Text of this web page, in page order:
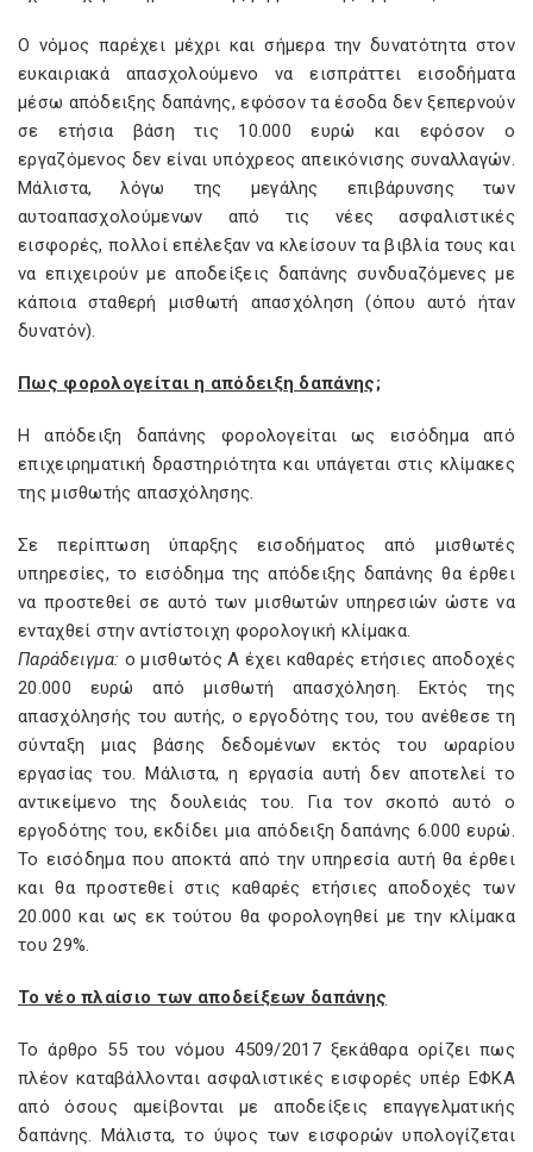
Ο νόμος παρέχει μέχρι και σήμερα την δυνατότητα στον
ευκαιριακά απασχολούμενο να εισπράττει εισοδήματα
μέσω απόδειξης δαπάνης, εφόσον τα έσοδα δεν ξεπερνούν
σε ετήσια βάση τις 10.000 ευρώ και εφόσον ο
εργαζόμενος δεν είναι υπόχρεος απεικόνισης συναλλαγών.
Μάλιστα, λόγω της μεγάλης επιβάρυνσης των
αυτοαπασχολούμενων από τις νέες ασφαλιστικές
εισφορές, πολλοί επέλεξαν να κλείσουν τα βιβλία τους και
να επιχειρούν με αποδείξεις δαπάνης συνδυαζόμενες με
κάποια σταθερή μισθωτή απασχόληση (όπου αυτό ήταν
δυνατόν).
Πως φορολογείται η απόδειξη δαπάνης;
Η απόδειξη δαπάνης φορολογείται ως εισόδημα από
επιχειρηματική δραστηριότητα και υπάγεται στις κλίμακες
της μισθωτής απασχόλησης.
Σε περίπτωση ύπαρξης εισοδήματος από μισθωτές
υπηρεσίες, το εισόδημα της απόδειξης δαπάνης θα έρθει
να προστεθεί σε αυτό των μισθωτών υπηρεσιών ώστε να
ενταχθεί στην αντίστοιχη φορολογική κλίμακα.
Παράδειγμα: ο μισθωτός Α έχει καθαρές ετήσιες αποδοχές
20.000 ευρώ από μισθωτή απασχόληση. Εκτός της
απασχόλησής του αυτής, ο εργοδότης του, του ανέθεσε τη
σύνταξη μιας βάσης δεδομένων εκτός του ωραρίου
εργασίας του. Μάλιστα, η εργασία αυτή δεν αποτελεί το
αντικείμενο της δουλειάς του. Για τον σκοπό αυτό ο
εργοδότης του, εκδίδει μια απόδειξη δαπάνης 6.000 ευρώ.
Το εισόδημα που αποκτά από την υπηρεσία αυτή θα έρθει
και θα προστεθεί στις καθαρές ετήσιες αποδοχές των
20.000 και ως εκ τούτου θα φορολογηθεί με την κλίμακα
του 29%.
Το νέο πλαίσιο των αποδείξεων δαπάνης
Το άρθρο 55 του νόμου 4509/2017 ξεκάθαρα ορίζει πως
πλέον καταβάλλονται ασφαλιστικές εισφορές υπέρ ΕΦΚΑ
από όσους αμείβονται με αποδείξεις επαγγελματικής
δαπάνης. Μάλιστα, το ύψος των εισφορών υπολογίζεται